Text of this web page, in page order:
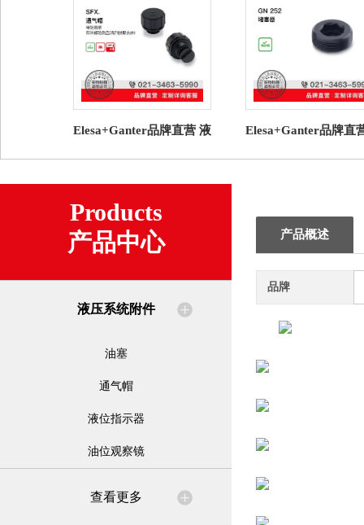
Elesa+Ganter品牌直营 液
科技聚合体（2）
Elesa+Ganter品牌直
器
Products
产品中心
液压系统附件
油塞
通气帽
液位指示器
油位观察镜
查看更多
产品概述
品牌